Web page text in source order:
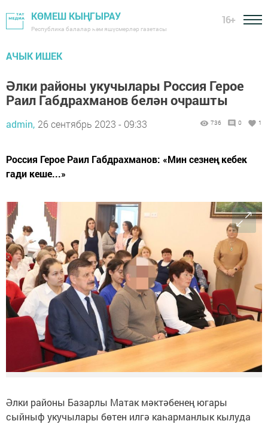
КӨМЕШ КЫҢГЫРАУ
Республика балалар һәм яшүсмерләр газетасы
16+
АЧЫК ИШЕК
Әлки районы укучылары Россия Герое
Раил Габдрахманов белән очрашты
admin, 26 сентябрь 2023 - 09:33 736 0 1
Россия Герое Раил Габдрахманов: «Мин сезнең кебек
гади кеше...»
Әлки районы Базарлы Матак мәктәбенең югары
сыйныф укучылары бөтен илгә каһарманлык кылуда